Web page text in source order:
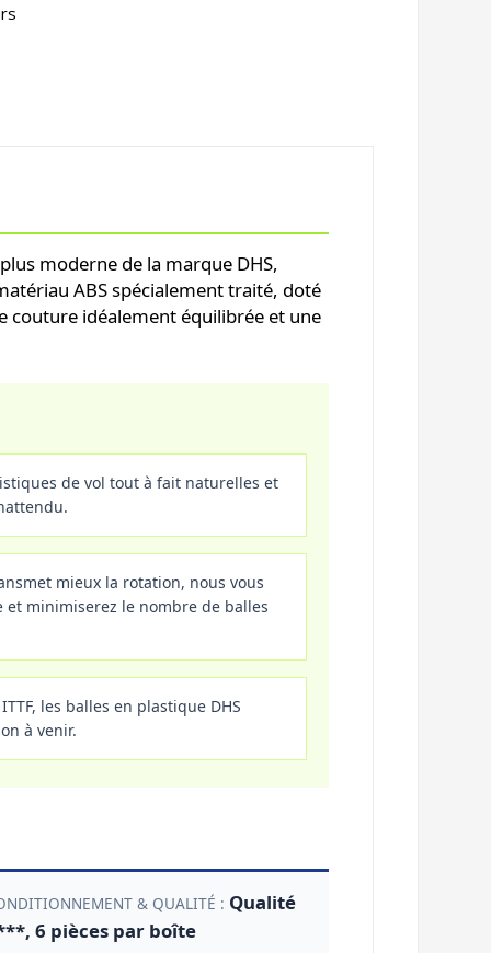
moderne de la marque DHS,
ABS spécialement traité, doté
couture idéalement équilibrée et une
de vol tout à fait naturelles et
mieux la rotation, nous vous
minimiserez le nombre de balles
les balles en plastique DHS
à venir.
& QUALITÉ : Qualité
6 pièces par boîte